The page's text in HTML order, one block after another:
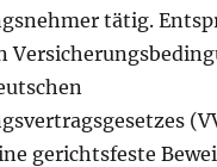
tätig.
gerichtsfeste